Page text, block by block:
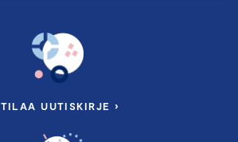
TILAA UUTISKIRJE ›